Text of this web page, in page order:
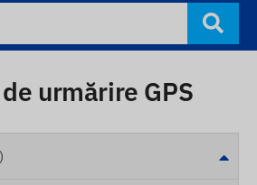
urmărire GPS